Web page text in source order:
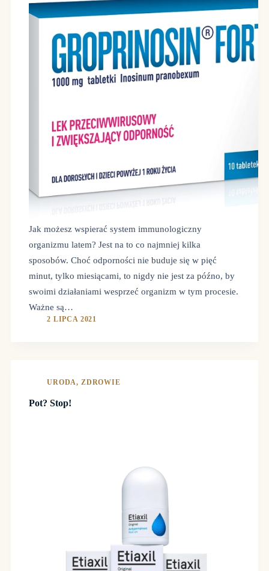
Jak możesz wspierać system immunologiczny
organizmu latem? Jest na to co najmniej kilka
sposobów. Choć odporności nie buduje się w pięć
minut, tylko miesiącami, to nigdy nie jest za późno, by
swoimi działaniami wesprzeć organizm w tym procesie.
Ważne są…
2 LIPCA 2021
URODA, ZDROWIE
Pot? Stop!